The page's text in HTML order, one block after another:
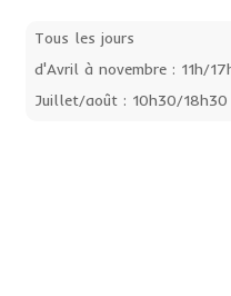
Tous les jours
d'Avril à novembre : 11h/
Juillet/août : 10h30/18h30